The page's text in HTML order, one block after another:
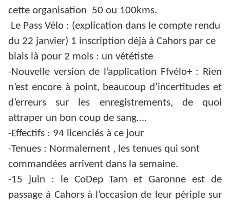
cette organisation 50 ou 100kms.
Le Pass Vélo : (explication dans le compte rendu
du 22 janvier) 1 inscription déjà à Cahors par ce
biais là pour 2 mois : un vététiste
-Nouvelle version de l’application Ffvélo+ : Rien
n’est encore à point, beaucoup d’incertitudes et
d’erreurs sur les enregistrements, de quoi
attraper un bon coup de sang….
-Effectifs : 94 licenciés à ce jour
-Tenues : Normalement , les tenues qui sont
commandées arrivent dans la semaine.
-15 juin : le CoDep Tarn et Garonne est de
passage à Cahors à l’occasion de leur périple sur